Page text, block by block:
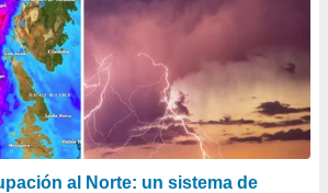
al Norte: un sistema de